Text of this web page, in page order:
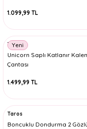
1.099,99 TL
Yeni
Taros
Unicorn Saplı Katlanır
Çantası
1.499,99 TL
Taros
Boncuklu Dondurma 2